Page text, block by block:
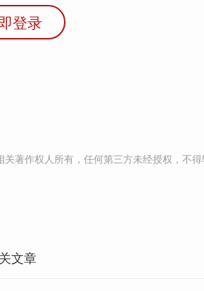
登录
著作权人所有，任何第三方未经授权，不
文章